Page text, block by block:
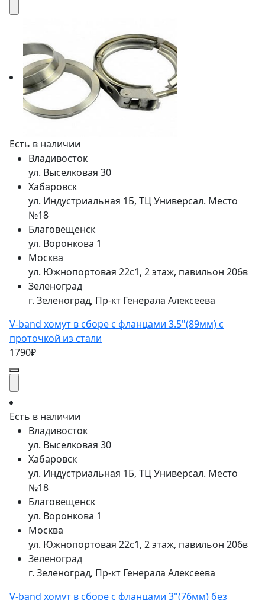
Есть в наличии
Владивосток
ул. Выселковая 30
Хабаровск
ул. Индустриальная 1Б, ТЦ Универсал. Место
№18
Благовещенск
ул. Воронкова 1
Москва
ул. Южнопортовая 22с1, 2 этаж, павильон 206в
Зеленоград
г. Зеленоград, Пр-кт Генерала Алексеева
V-band хомут в сборе с фланцами 3.5"(89мм) с
проточкой из стали
1790₽
Есть в наличии
Владивосток
ул. Выселковая 30
Хабаровск
ул. Индустриальная 1Б, ТЦ Универсал. Место
№18
Благовещенск
ул. Воронкова 1
Москва
ул. Южнопортовая 22с1, 2 этаж, павильон 206в
Зеленоград
г. Зеленоград, Пр-кт Генерала Алексеева
V-band хомут в сборе с фланцами 3"(76мм) без